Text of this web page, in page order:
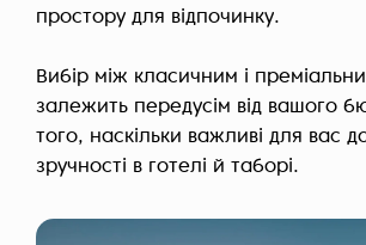
простору для відпочинку.
Вибір між класичним і
залежить передусім від вашого
того, наскільки важливі для вас
зручності в готелі й таборі.